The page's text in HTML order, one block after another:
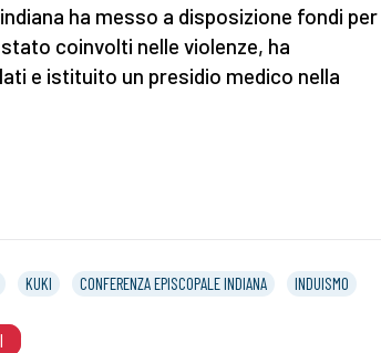
ha messo a disposizione fondi per
coinvolti nelle violenze, ha
e istituito un presidio medico nella
KUKI CONFERENZA EPISCOPALE INDIANA INDUISMO